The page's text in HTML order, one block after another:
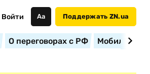
Войти Аа Поддержать ZN.ua
О переговорах с РФ